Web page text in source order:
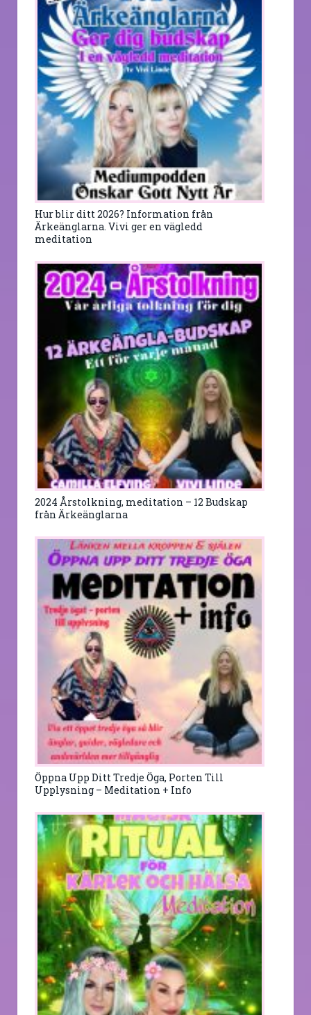
Hur blir ditt 2026? Information från
Ärkeänglarna. Vivi ger en vägledd
meditation
2024 Årstolkning, meditation – 12 Budskap
från Ärkeänglarna
Öppna Upp Ditt Tredje Öga, Porten Till
Upplysning – Meditation + Info